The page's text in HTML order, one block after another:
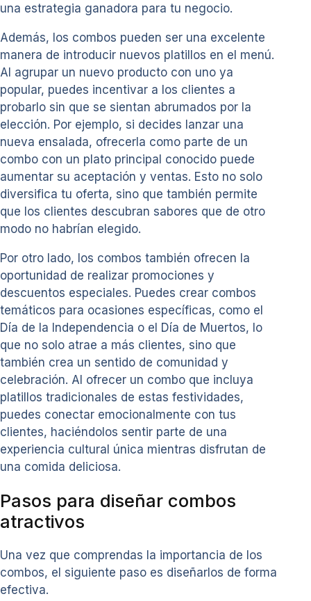
una estrategia ganadora para tu negocio.
Además, los combos pueden ser una excelente
manera de introducir nuevos platillos en el menú.
Al agrupar un nuevo producto con uno ya
popular, puedes incentivar a los clientes a
probarlo sin que se sientan abrumados por la
elección. Por ejemplo, si decides lanzar una
nueva ensalada, ofrecerla como parte de un
combo con un plato principal conocido puede
aumentar su aceptación y ventas. Esto no solo
diversifica tu oferta, sino que también permite
que los clientes descubran sabores que de otro
modo no habrían elegido.
Por otro lado, los combos también ofrecen la
oportunidad de realizar promociones y
descuentos especiales. Puedes crear combos
temáticos para ocasiones específicas, como el
Día de la Independencia o el Día de Muertos, lo
que no solo atrae a más clientes, sino que
también crea un sentido de comunidad y
celebración. Al ofrecer un combo que incluya
platillos tradicionales de estas festividades,
puedes conectar emocionalmente con tus
clientes, haciéndolos sentir parte de una
experiencia cultural única mientras disfrutan de
una comida deliciosa.
Pasos para diseñar combos
atractivos
Una vez que comprendas la importancia de los
combos, el siguiente paso es diseñarlos de forma
efectiva.